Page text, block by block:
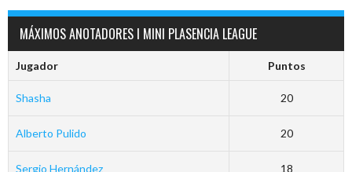
MÁXIMOS ANOTADORES I MINI PLASENCIA LEAGUE
Jugador Puntos
Shasha 20
Alberto Pulido 20
Sergio Hernández 18